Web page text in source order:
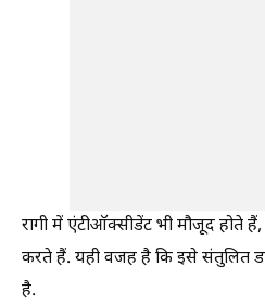
रागी में एंटीऑक्सीडेंट भी मौजूद होते
करते हैं. यही वजह है कि इसे संतुलित
है.